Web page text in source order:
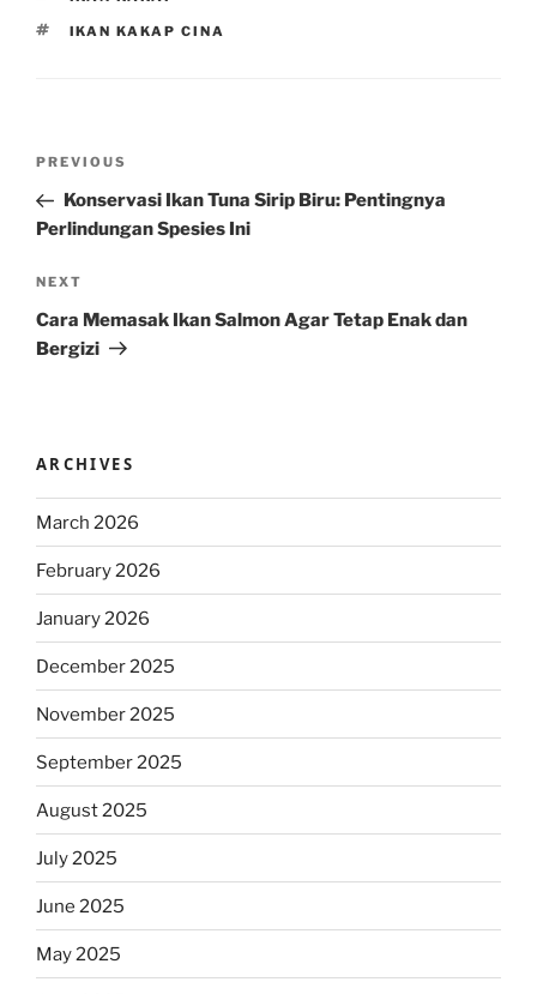
TAGS
IKAN KAKAP CINA
Previous
Post
PREVIOUS
Konservasi Ikan Tuna Sirip Biru: Pentingnya
Perlindungan Spesies Ini
Next
Post
NEXT
Cara Memasak Ikan Salmon Agar Tetap Enak dan
Bergizi
ARCHIVES
March 2026
February 2026
January 2026
December 2025
November 2025
September 2025
August 2025
July 2025
June 2025
May 2025